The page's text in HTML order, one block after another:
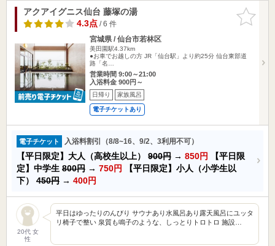
お気に入
りに追加
アクアイグニス仙台 藤塚の湯
4.3点/ 6 件
宮城県 / 仙台市若林区
美田園駅4.37km
●お車でお越しの方 JR「仙台駅」より約25分 仙台東部道
路「名…
営業時間 9:00～21:00
入浴料金 900円～
日帰り 家族風呂
電子チケットあり
電子チケット 入浴料割引（8/8~16、9/2、3利用不可）
【平日限定】大人（高校生以上） 900円 → 850円
【平日限
定】中学生 800円 → 750円
【平日限定】小人（小学生以
下） 450円 → 400円
20代 女
性
平日はゆったりのんびり サウナあり水風呂あり露天風呂にユッタ
リ椅子で整い 泉質も鳴子のような、しっとりトロトロ 施設…